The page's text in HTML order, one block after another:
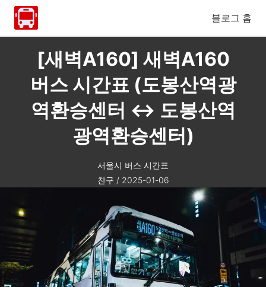
블로그 홈
[새벽A160] 새벽A160
버스 시간표 (도봉산역광
역환승센터 ↔ 도봉산역
광역환승센터)
서울시 버스 시간표
찬구 / 2025-01-06